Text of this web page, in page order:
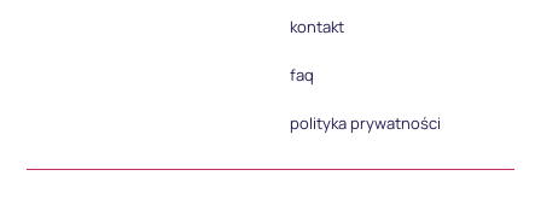
kontakt
faq
polityka prywatności